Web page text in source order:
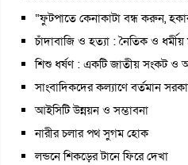
“ফুটপাতে কেনাকাটা বন্ধ করুন,
চাঁদাবাজি ও হত্যা : নৈতিক ও
শিশু ধর্ষণ : একটি জাতীয় সংকট ও
সাংবাদিকদের কল্যাণে বর্তমান
আইসিটি উন্নয়ন ও সম্ভাবনা
নারীর চলার পথ সুগম হোক
লন্ডনে শিকড়ের টানে ফিরে দেখা